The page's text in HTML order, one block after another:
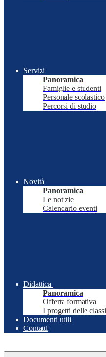
Servizi
Panoramica
Famiglie e studenti
Personale scolastico
Percorsi di studio
Novità
Panoramica
Le notizie
Calendario eventi
Didattica
Panoramica
Offerta formativa
I progetti delle classi
Documenti utili
Contatti